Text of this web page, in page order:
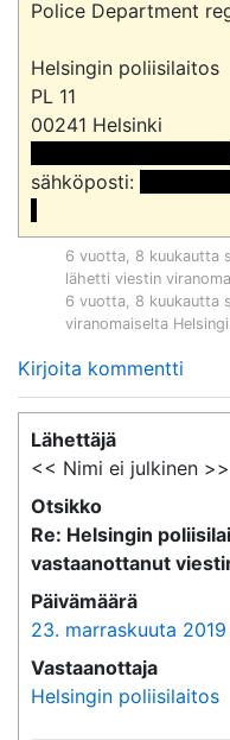
Police Department
Helsingin poliisilaitos
PL 11
sähköposti:
6 vuotta, 8 kuukautta
lähetti viestin
6 vuotta, 8 kuukautta
viranomaiselta
Kirjoita kommentti
Lähettäjä
<< Nimi ei julkinen >>
Otsikko
Re: Helsingin
vastaanottanut
Päivämäärä
23. marraskuuta
Vastaanottaja
Helsingin poliisilaitos